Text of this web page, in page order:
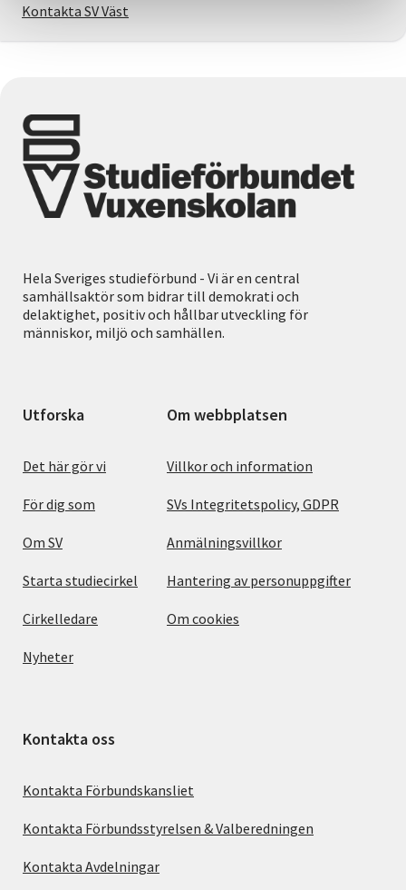
Kontakta SV Väst
Hela Sveriges studieförbund - Vi är en central
samhällsaktör som bidrar till demokrati och
delaktighet, positiv och hållbar utveckling för
människor, miljö och samhällen.
Utforska
Det här gör vi
För dig som
Om SV
Starta studiecirkel
Cirkelledare
Nyheter
Om webbplatsen
Villkor och information
SVs Integritetspolicy, GDPR
Anmälningsvillkor
Hantering av personuppgifter
Om cookies
Kontakta oss
Kontakta Förbundskansliet
Kontakta Förbundsstyrelsen & Valberedningen
Kontakta Avdelningar